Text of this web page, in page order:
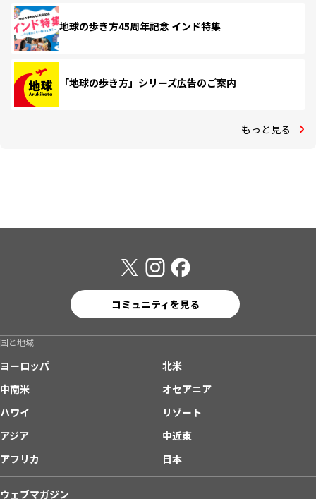
地球の歩き方45周年記念 インド特集
「地球の歩き方」シリーズ広告のご案内
もっと見る
コミュニティを見る
国と地域
ヨーロッパ
北米
中南米
オセアニア
ハワイ
リゾート
アジア
中近東
アフリカ
日本
ウェブマガジン